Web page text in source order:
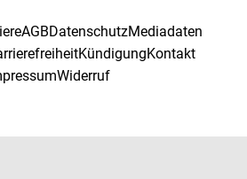
AGBDatenschutzMediadaten
KündigungKontakt
Widerruf